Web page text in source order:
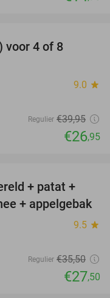
voor 4 of 8
9.0 star
Regulier €39,95
€26,95
23%
+ patat +
+ appelgebak
9.5 star
Regulier €35,50
€27,50